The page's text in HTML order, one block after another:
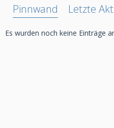
Pinnwand Letzte
Es wurden noch keine Einträge